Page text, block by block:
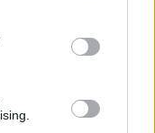
μαθηματικός